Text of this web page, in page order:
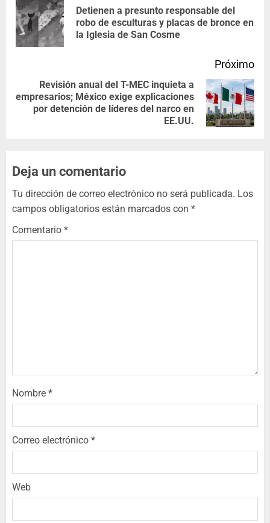
Detienen a presunto responsable del
robo de esculturas y placas de bronce en
la Iglesia de San Cosme
Próximo
Revisión anual del T-MEC inquieta a
empresarios; México exige explicaciones
por detención de líderes del narco en
EE.UU.
Deja un comentario
Tu dirección de correo electrónico no será publicada. Los
campos obligatorios están marcados con *
Comentario *
Nombre *
Correo electrónico *
Web